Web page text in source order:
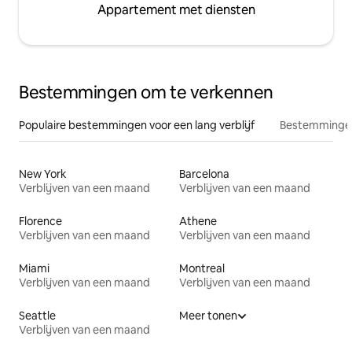
Appartement met diensten
Bestemmingen om te verkennen
Populaire bestemmingen voor een lang verblijf
New York
Verblijven van een maand
Barcelona
Verblijven van een maand
Florence
Verblijven van een maand
Athene
Verblijven van een maand
Miami
Verblijven van een maand
Montreal
Verblijven van een maand
Seattle
Verblijven van een maand
Meer tonen